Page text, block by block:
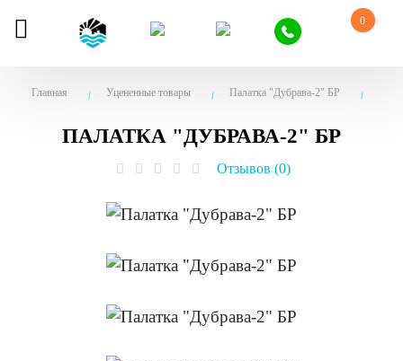
0
Главная Уцененные товары Палатка "Дубрава-2" БР
ПАЛАТКА "ДУБРАВА-2" БР
Отзывов (0)